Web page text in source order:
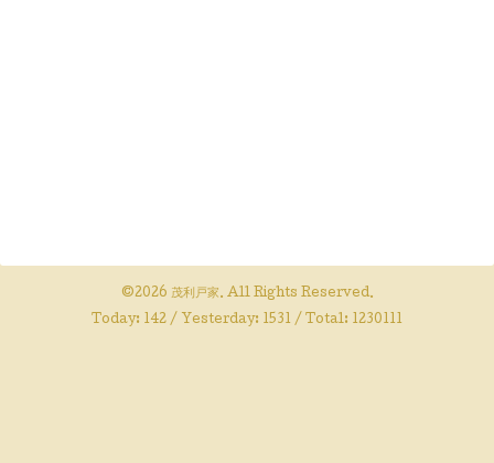
©2026 茂利戸家. All Rights Reserved.
Today: 142 / Yesterday: 1531 / Total: 1230111